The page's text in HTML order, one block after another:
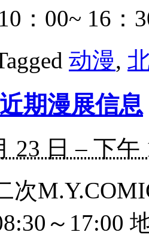
：00~ 16：
动漫,
期漫展信息
23 日 – 下午
～17:00